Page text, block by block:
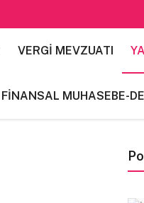
VERGİ MEVZUATI
FİNANSAL MUHASEBE-